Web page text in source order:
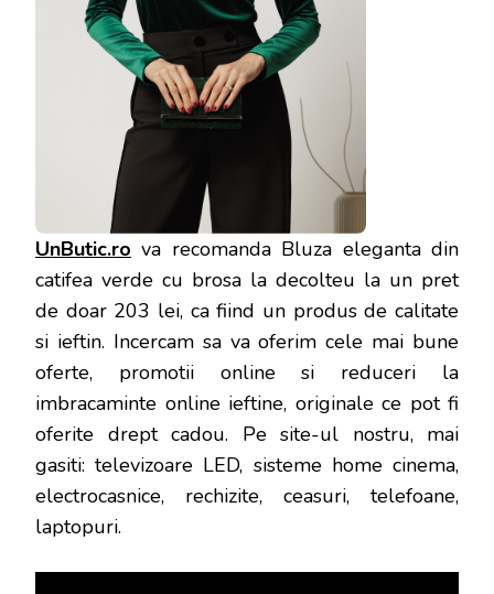
UnButic.ro va recomanda Bluza eleganta din
catifea verde cu brosa la decolteu la un pret
de doar 203 lei, ca fiind un produs de calitate
si ieftin. Incercam sa va oferim cele mai bune
oferte, promotii online si reduceri la
imbracaminte online ieftine, originale ce pot fi
oferite drept cadou. Pe site-ul nostru, mai
gasiti: televizoare LED, sisteme home cinema,
electrocasnice, rechizite, ceasuri, telefoane,
laptopuri.